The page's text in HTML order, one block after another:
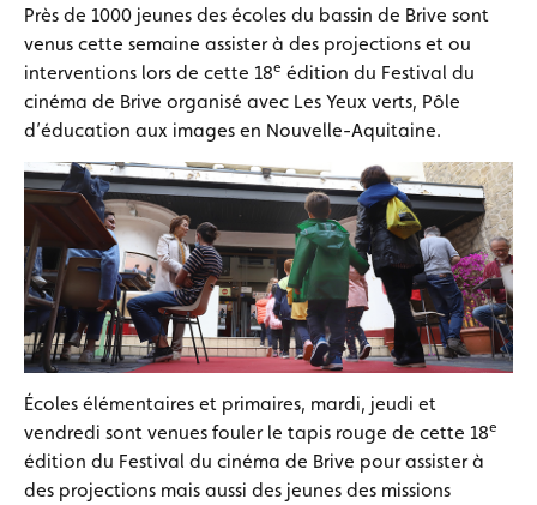
Près de 1000 jeunes des écoles du bassin de Brive sont
venus cette semaine assister à des projections et ou
interventions lors de cette 18e édition du Festival du
cinéma de Brive organisé avec Les Yeux verts, Pôle
d’éducation aux images en Nouvelle-Aquitaine.
Écoles élémentaires et primaires, mardi, jeudi et
vendredi sont venues fouler le tapis rouge de cette 18e
édition du Festival du cinéma de Brive pour assister à
des projections mais aussi des jeunes des missions